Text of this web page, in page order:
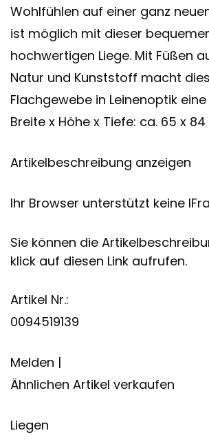
Wohlfühlen auf einer ganz
ist möglich mit dieser
hochwertigen Liege. Mit Füßen
Natur und Kunststoff macht
Flachgewebe in Leinenoptik
Breite x Höhe x Tiefe: ca. 65 x 84
Artikelbeschreibung anzeigen
Ihr Browser unterstützt keine
Sie können die
klick auf diesen Link aufrufen.
Artikel Nr.:
0094519139
Melden |
Ähnlichen Artikel verkaufen
Liegen